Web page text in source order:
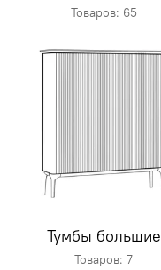
Товаров: 65
Тумбы большие
Товаров: 7